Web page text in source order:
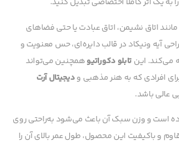
اتاق نشیمن، اتاق عبادت یا حتی فضاهای
آیه ونیکاد در قالب دایره‌ای، حس معنویت و
می‌کند. اینتابلو دکوراتیوهمچنین می‌تواند
افرادی که به هنر مذهبی ودیجیتال آرت
عالی باشد.
است و وزن سبک آن باعث می‌شود به‌راحتی روی
و باکیفیت این محصول، طول عمر بالای آن را